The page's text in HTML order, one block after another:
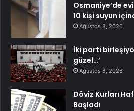
Osmaniye’de
10 kişi suyun
Ağustos 8, 2026
İki parti
güzel…’
Ağustos 8, 2026
Döviz Kurları
Başladı